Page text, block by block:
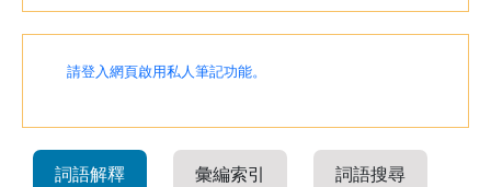
請登入網頁啟用私人筆記功能。
詞語解釋 彙編索引 詞語搜尋